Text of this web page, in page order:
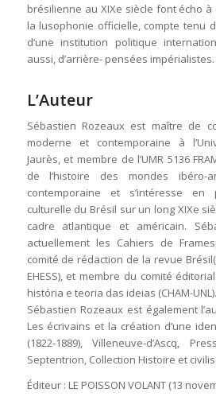
brésilienne au XIXe siècle font écho
la lusophonie officielle, compte tenu
d’une institution politique
aussi, d’arrière- pensées impérialistes.
L’Auteur
Sébastien Rozeaux est maître de
moderne et contemporaine à
Jaurès, et membre de l’UMR 5136
de l’histoire des mondes ibéro-
contemporaine et s’intéresse en
culturelle du Brésil sur un long XIXe
cadre atlantique et américain.
actuellement les Cahiers de
comité de rédaction de la revue
EHESS), et membre du comité
história e teoria das ideias (CHAM-UNL).
Sébastien Rozeaux est également
Les écrivains et la création d’une
(1822-1889), Villeneuve-d’Ascq,
Septentrion, Collection Histoire et
Éditeur : LE POISSON VOLANT (13